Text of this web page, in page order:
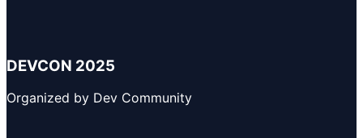
DEVCON 2025
Organized by Dev Community